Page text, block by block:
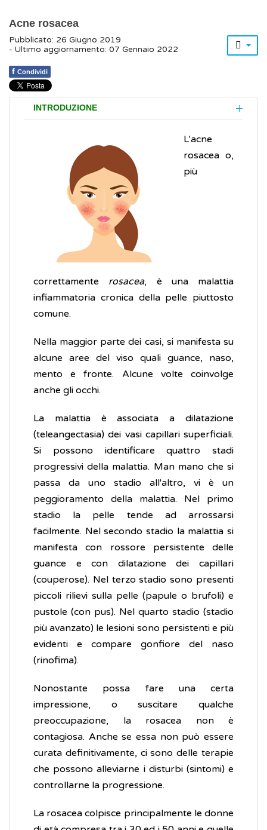
Acne rosacea
Pubblicato: 26 Giugno 2019
- Ultimo aggiornamento: 07 Gennaio 2022
f Condividi
INTRODUZIONE
L'acne
rosacea o,
più
correttamente rosacea, è una malattia
infiammatoria cronica della pelle piuttosto
comune.
Nella maggior parte dei casi, si manifesta su
alcune aree del viso quali guance, naso,
mento e fronte. Alcune volte coinvolge
anche gli occhi.
La malattia è associata a dilatazione
(teleangectasia) dei vasi capillari superficiali.
Si possono identificare quattro stadi
progressivi della malattia. Man mano che si
passa da uno stadio all'altro, vi è un
peggioramento della malattia. Nel primo
stadio la pelle tende ad arrossarsi
facilmente. Nel secondo stadio la malattia si
manifesta con rossore persistente delle
guance e con dilatazione dei capillari
(couperose). Nel terzo stadio sono presenti
piccoli rilievi sulla pelle (papule o brufoli) e
pustole (con pus). Nel quarto stadio (stadio
più avanzato) le lesioni sono persistenti e più
evidenti e compare gonfiore del naso
(rinofima).
Nonostante possa fare una certa
impressione, o suscitare qualche
preoccupazione, la rosacea non è
contagiosa. Anche se essa non può essere
curata definitivamente, ci sono delle terapie
che possono alleviarne i disturbi (sintomi) e
controllarne la progressione.
La rosacea colpisce principalmente le donne